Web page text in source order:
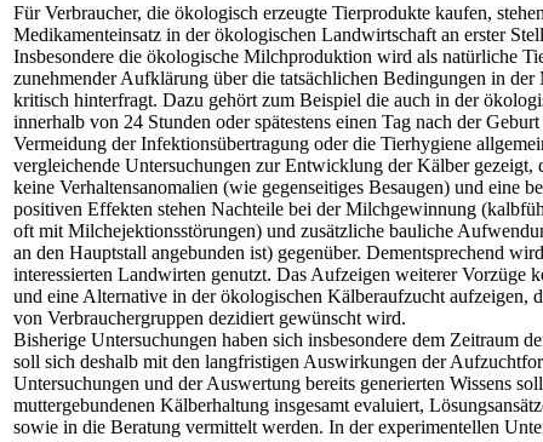
Für Verbraucher, die ökologisch erzeugte Tierprodukte kaufen,
Medikamenteinsatz in der ökologischen Landwirtschaft an erster
Insbesondere die ökologische Milchproduktion wird als natürliche
zunehmender Aufklärung über die tatsächlichen Bedingungen in
kritisch hinterfragt. Dazu gehört zum Beispiel die auch in der
innerhalb von 24 Stunden oder spätestens einen Tag nach der
Vermeidung der Infektionsübertragung oder die Tierhygiene
vergleichende Untersuchungen zur Entwicklung der Kälber gezeigt,
keine Verhaltensanomalien (wie gegenseitiges Besaugen) und eine
positiven Effekten stehen Nachteile bei der Milchgewinnung
oft mit Milchejektionsstörungen) und zusätzliche bauliche
an den Hauptstall angebunden ist) gegenüber. Dementsprechend
interessierten Landwirten genutzt. Das Aufzeigen weiterer Vorzüge
und eine Alternative in der ökologischen Kälberaufzucht aufzeigen,
von Verbrauchergruppen dezidiert gewünscht wird.
Bisherige Untersuchungen haben sich insbesondere dem Zeitraum
soll sich deshalb mit den langfristigen Auswirkungen der
Untersuchungen und der Auswertung bereits generierten Wissens
muttergebundenen Kälberhaltung insgesamt evaluiert,
sowie in die Beratung vermittelt werden. In der experimentellen